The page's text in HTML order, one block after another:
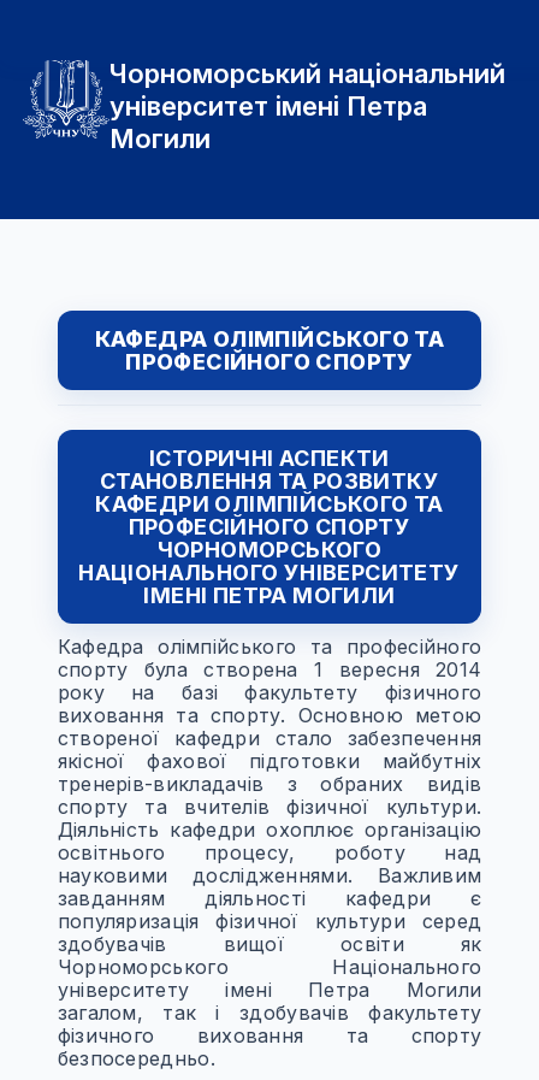
Чорноморський національний
університет імені Петра
Могили
КАФЕДРА ОЛІМПІЙСЬКОГО ТА
ПРОФЕСІЙНОГО СПОРТУ
ІСТОРИЧНІ АСПЕКТИ
СТАНОВЛЕННЯ ТА РОЗВИТКУ
КАФЕДРИ ОЛІМПІЙСЬКОГО ТА
ПРОФЕСІЙНОГО СПОРТУ
ЧОРНОМОРСЬКОГО
НАЦІОНАЛЬНОГО УНІВЕРСИТЕТУ
ІМЕНІ ПЕТРА МОГИЛИ
Кафедра олімпійського та професійного
спорту була створена 1 вересня 2014
року на базі факультету фізичного
виховання та спорту. Основною метою
створеної кафедри стало забезпечення
якісної фахової підготовки майбутніх
тренерів-викладачів з обраних видів
спорту та вчителів фізичної культури.
Діяльність кафедри охоплює організацію
освітнього процесу, роботу над
науковими дослідженнями. Важливим
завданням діяльності кафедри є
популяризація фізичної культури серед
здобувачів вищої освіти як
Чорноморського Національного
університету імені Петра Могили
загалом, так і здобувачів факультету
фізичного виховання та спорту
безпосередньо.